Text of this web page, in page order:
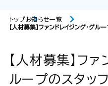
トップお知らせ一覧
【人材募集】ファンドレイジング・グル
【人材募集】ファ
ループのスタッ